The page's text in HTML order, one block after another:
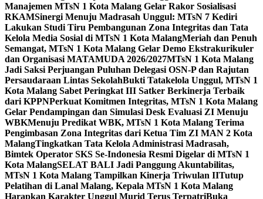
Manajemen MTsN 1 Kota Malang Gelar Rakor Sosialisasi
RKAMSinergi Menuju Madrasah Unggul: MTsN 7 Kediri
Lakukan Studi Tiru Pembangunan Zona Integritas dan Tata
Kelola Media Sosial di MTsN 1 Kota MalangMeriah dan Penuh
Semangat, MTsN 1 Kota Malang Gelar Demo Ekstrakurikuler
dan Organisasi MATAMUDA 2026/2027MTsN 1 Kota Malang
Jadi Saksi Perjuangan Puluhan Delegasi OSN-P dan Rajutan
Persaudaraan Lintas SekolahBukti Tatakelola Unggul, MTsN 1
Kota Malang Sabet Peringkat III Satker Berkinerja Terbaik
dari KPPNPerkuat Komitmen Integritas, MTsN 1 Kota Malang
Gelar Pendampingan dan Simulasi Desk Evaluasi ZI Menuju
WBKMenuju Predikat WBK, MTsN 1 Kota Malang Terima
Pengimbasan Zona Integritas dari Ketua Tim ZI MAN 2 Kota
MalangTingkatkan Tata Kelola Administrasi Madrasah,
Bimtek Operator SKS Se-Indonesia Resmi Digelar di MTsN 1
Kota MalangSELAT BALI Jadi Panggung Akuntabilitas,
MTsN 1 Kota Malang Tampilkan Kinerja Triwulan IITutup
Pelatihan di Lanal Malang, Kepala MTsN 1 Kota Malang
Harapkan Karakter Unggul Murid Terus TerpatriBuka